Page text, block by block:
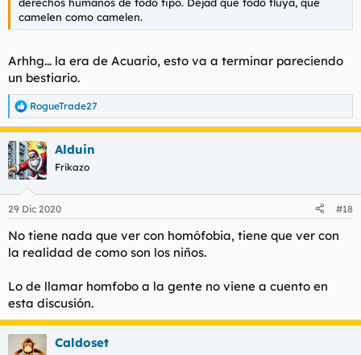
camelen como camelen.
Arhhg... la era de Acuario, esto va a terminar pareciendo
un bestiario.
R
e
a
c
c
i
e
:
RogueTrade27
Alduin
Frikazo
29 Dic 2020 #18
No tiene nada que ver con homófobia, tiene que ver con
la realidad de como son los niños.
Lo de llamar homfobo a la gente no viene a cuento en
esta discusión.
Caldoset